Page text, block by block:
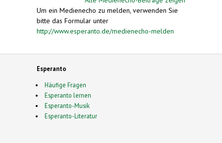
Um ein Medienecho zu melden, verwenden Sie
bitte das Formular unter
http://www.esperanto.de/medienecho-melden
Esperanto
Häufige Fragen
Esperanto lernen
Esperanto-Musik
Esperanto-Literatur